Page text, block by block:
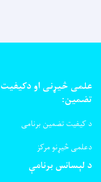
علمی څیړنی او دکیفیت
تضمین:
د کیفیت تضمین برنامی
دعلمی څیړنو مرکز
د لېسانس برنامې